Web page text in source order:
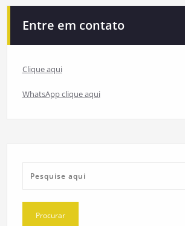
Entre em contato
Clique aqui
WhatsApp clique aqui